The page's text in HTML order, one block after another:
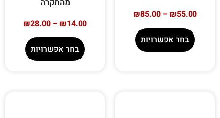
₪55.00
–
₪85.00
בחר אפשרויות
מהתקרה
₪14.00
–
₪28.00
בחר אפשרויות